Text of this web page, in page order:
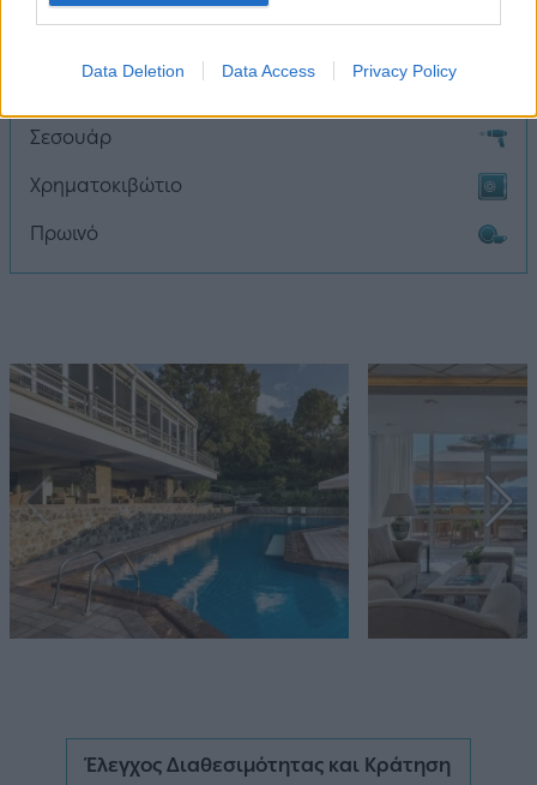
Data Deletion Data Access Privacy Policy
Σεσουάρ
Χρηματοκιβώτιο
Πρωινό
Έλεγχος Διαθεσιμότητας και Κράτηση